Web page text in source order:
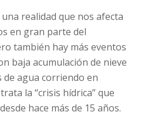
realidad que nos afecta
en gran parte del
también hay más eventos
baja acumulación de nieve
agua corriendo en
la “crisis hídrica” que
hace más de 15 años.